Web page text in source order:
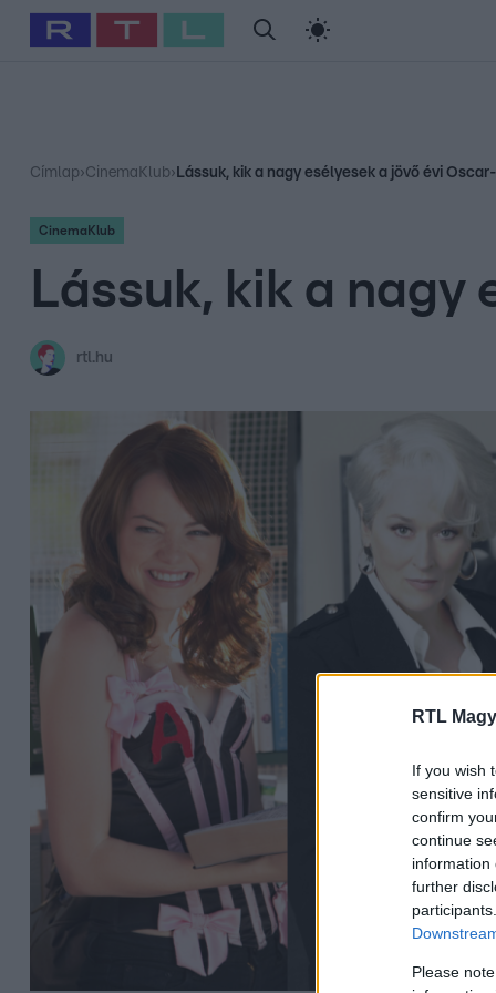
RTL
If you wish
sensitive
confirm
continue
information
further
Please
Babits Marcella Szellő István Most Wanted
Címlap›CinemaKlub› Lássuk, kik a nagy esélyesek a jövő évi
CinemaKlub
Lássuk, kik a
rtl.hu